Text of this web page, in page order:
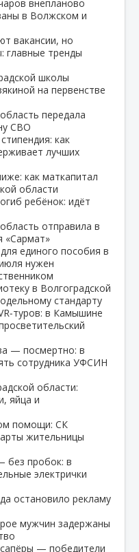
внепланово
в Волжском и
вакансии, но
главные тренды
школы
на первенстве
передала
СВО
как
лучших
как маткапитал
области
ребёнок: идёт
отправила в
«Сармат»
единого пособия в
нужен
в Волгоградской
стандарту
в Камышине
— посмертно: в
сотрудника УФСИН
области:
яйца и
помощи: СК
жительницы
без пробок: в
электрички
остановило рекламу
мужчин задержаны
сапёры — победители